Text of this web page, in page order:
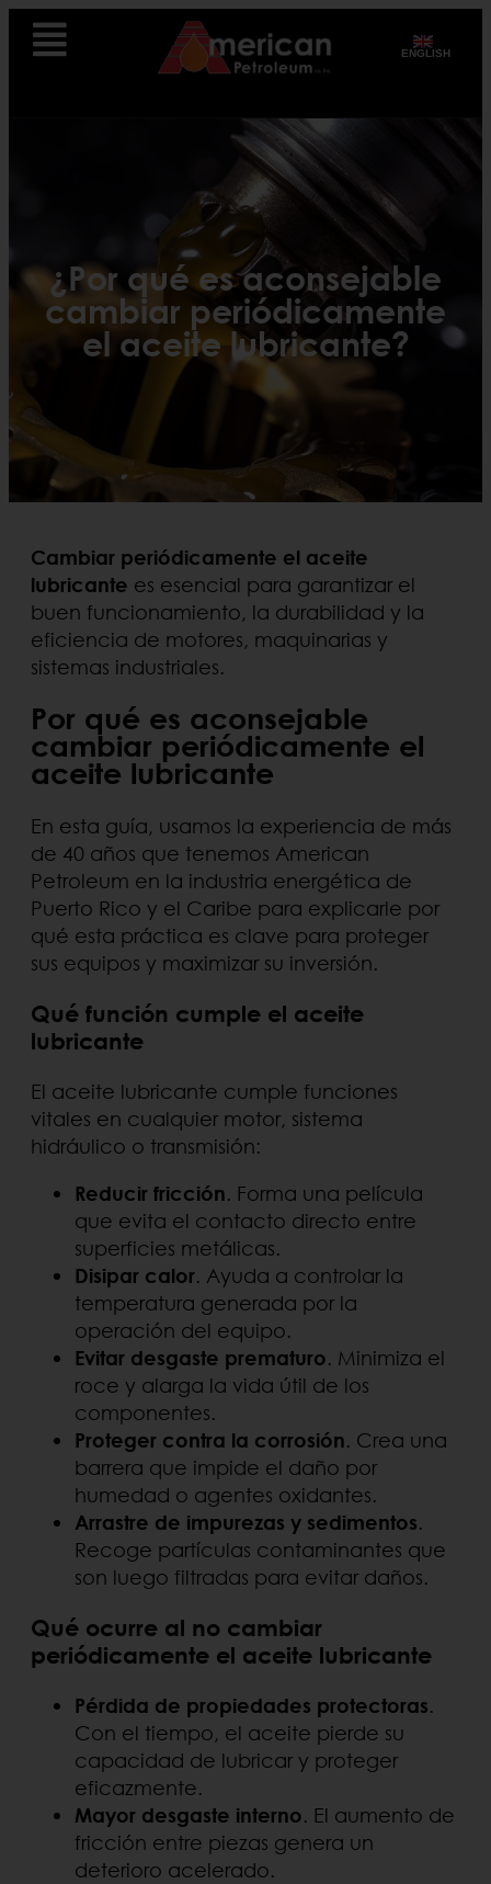
ENGLISH
¿Por qué es aconsejable
cambiar periódicamente
el aceite lubricante?
Cambiar periódicamente el aceite
lubricante es esencial para garantizar el
buen funcionamiento, la durabilidad y la
eficiencia de motores, maquinarias y
sistemas industriales.
Por qué es aconsejable
cambiar periódicamente el
aceite lubricante
En esta guía, usamos la experiencia de más
de 40 años que tenemos American
Petroleum en la industria energética de
Puerto Rico y el Caribe para explicarle por
qué esta práctica es clave para proteger
sus equipos y maximizar su inversión.
Qué función cumple el aceite
lubricante
El aceite lubricante cumple funciones
vitales en cualquier motor, sistema
hidráulico o transmisión:
Reducir fricción. Forma una película
que evita el contacto directo entre
superficies metálicas.
Disipar calor. Ayuda a controlar la
temperatura generada por la
operación del equipo.
Evitar desgaste prematuro. Minimiza el
roce y alarga la vida útil de los
componentes.
Proteger contra la corrosión. Crea una
barrera que impide el daño por
humedad o agentes oxidantes.
Arrastre de impurezas y sedimentos.
Recoge partículas contaminantes que
son luego filtradas para evitar daños.
Qué ocurre al no cambiar
periódicamente el aceite lubricante
Pérdida de propiedades protectoras.
Con el tiempo, el aceite pierde su
capacidad de lubricar y proteger
eficazmente.
Mayor desgaste interno. El aumento de
fricción entre piezas genera un
deterioro acelerado.